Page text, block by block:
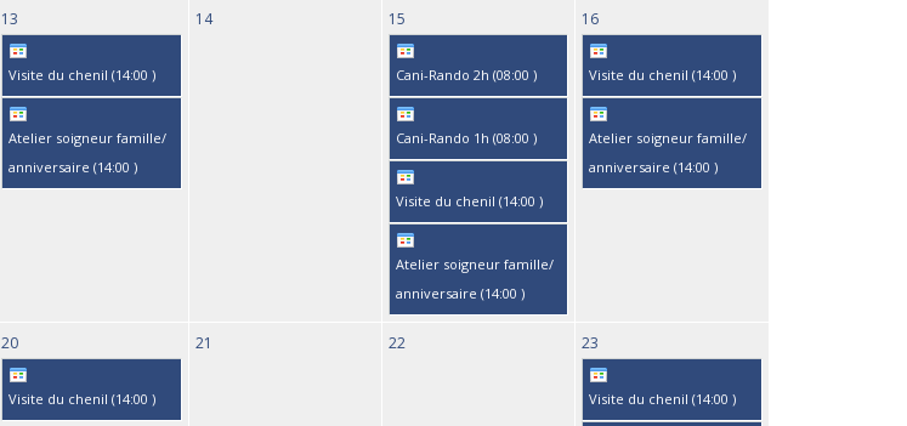
13
Visite du chenil (14:00)
Atelier soigneur famille/
anniversaire (14:00)
14 15
Cani-Rando 2h (08:00 )
Cani-Rando 1h (08:00 )
Visite du chenil (14:00 )
Atelier soigneur famille/
anniversaire (14:00 )
16
Visite du chenil (14:00)
Atelier soigneur famille/
anniversaire (14:00)
20
Visite du chenil (14:00)
21 22 23
Visite du chenil (14:00)